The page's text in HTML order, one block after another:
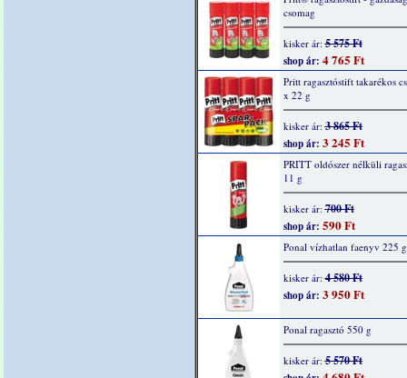
csomag
kisker ár:5 575 Ft
shop ár: 4 765 Ft
Pritt ragasztóstift takarékos
x 22 g
kisker ár:3 865 Ft
shop ár: 3 245 Ft
PRITT oldószer nélküli
11 g
kisker ár:700 Ft
shop ár: 590 Ft
Ponal vízhatlan faenyv 225 g
kisker ár:4 580 Ft
shop ár: 3 950 Ft
Ponal ragasztó 550 g
kisker ár:5 570 Ft